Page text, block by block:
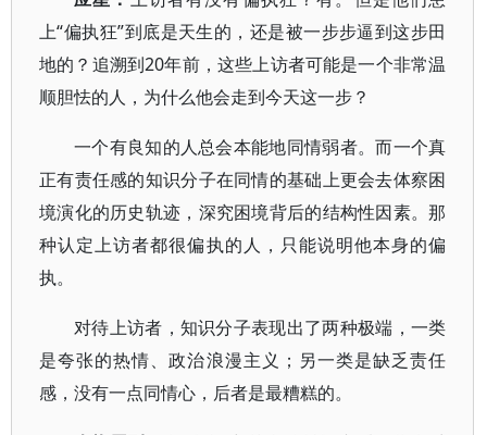
上“偏执狂”到底是天生的，还是被一步步逼到这步田
地的？追溯到20年前，这些上访者可能是一个非常温
顺胆怯的人，为什么他会走到今天这一步？
一个有良知的人总会本能地同情弱者。而一个真
正有责任感的知识分子在同情的基础上更会去体察困
境演化的历史轨迹，深究困境背后的结构性因素。那
种认定上访者都很偏执的人，只能说明他本身的偏
执。
对待上访者，知识分子表现出了两种极端，一类
是夸张的热情、政治浪漫主义；另一类是缺乏责任
感，没有一点同情心，后者是最糟糕的。